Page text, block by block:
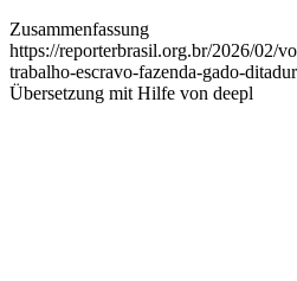
https://reporterbrasil.org.br/2026/02/
trabalho-escravo-fazenda-gado-
Übersetzung mit Hilfe von deepl